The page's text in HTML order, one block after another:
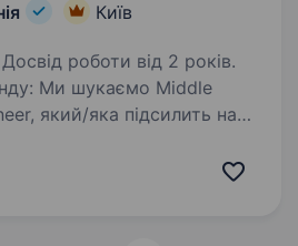
Київ
роботи від 2 років.
Ми шукаємо Middle
який/яка підсилить наш
проєкту, ми формуємо